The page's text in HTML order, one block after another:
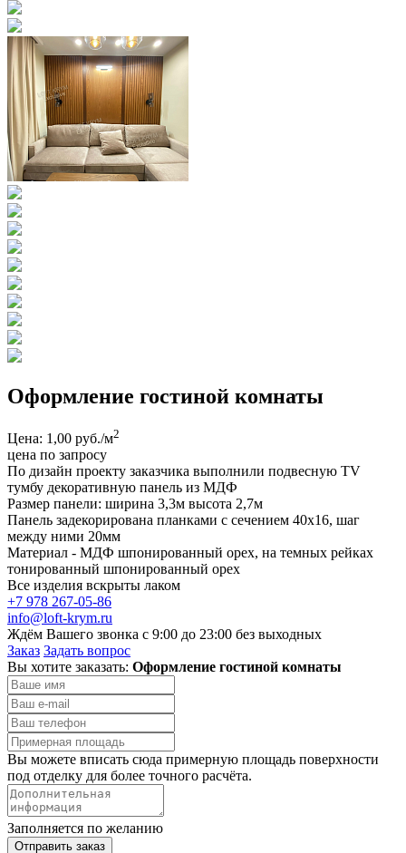
Оформление гостиной комнаты
Цена: 1,00 руб./м2
цена по запросу
По дизайн проекту заказчика выполнили подвесную TV
тумбу декоративную панель из МДФ
Размер панели: ширина 3,3м высота 2,7м
Панель задекорирована планками с сечением 40х16, шаг
между ними 20мм
Материал - МДФ шпонированный орех, на темных рейках
тонированный шпонированный орех
Все изделия вскрыты лаком
+7 978 267-05-86
info@loft-krym.ru
Ждём Вашего звонка с 9:00 до 23:00 без выходных
Заказ Задать вопрос
Вы хотите заказать: Оформление гостиной комнаты
Вы можете вписать сюда примерную площадь поверхности
под отделку для более точного расчёта.
Заполняется по желанию
Отправить заказ